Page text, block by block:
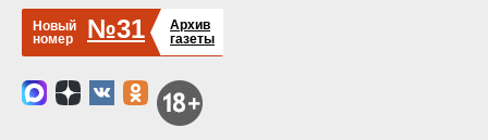
Новый
номер
№31
Архив
газеты